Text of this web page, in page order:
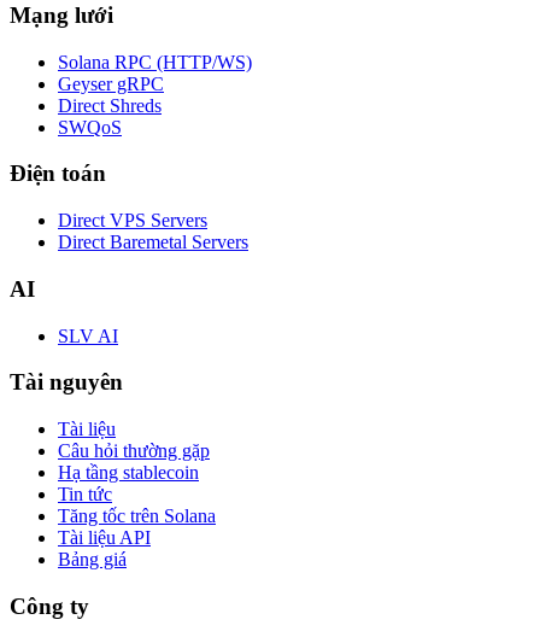
Mạng lưới
Solana RPC (HTTP/WS)
Geyser gRPC
Direct Shreds
SWQoS
Điện toán
Direct VPS Servers
Direct Baremetal Servers
AI
SLV AI
Tài nguyên
Tài liệu
Câu hỏi thường gặp
Hạ tầng stablecoin
Tin tức
Tăng tốc trên Solana
Tài liệu API
Bảng giá
Công ty